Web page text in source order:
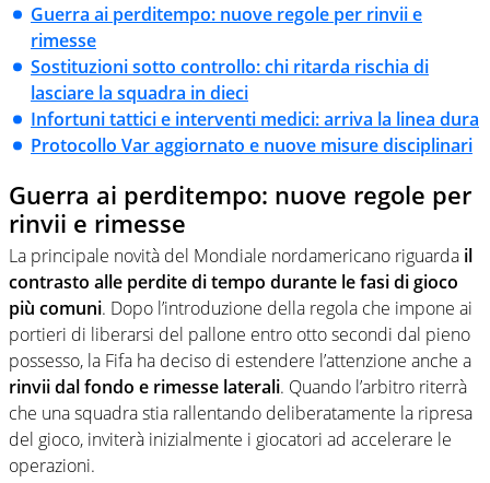
Guerra ai perditempo: nuove regole per rinvii e
rimesse
Sostituzioni sotto controllo: chi ritarda rischia di
lasciare la squadra in dieci
Infortuni tattici e interventi medici: arriva la linea dura
Protocollo Var aggiornato e nuove misure disciplinari
Guerra ai perditempo: nuove regole per
rinvii e rimesse
La principale novità del Mondiale nordamericano riguarda il
contrasto alle perdite di tempo durante le fasi di gioco
più comuni. Dopo l’introduzione della regola che impone ai
portieri di liberarsi del pallone entro otto secondi dal pieno
possesso, la Fifa ha deciso di estendere l’attenzione anche a
rinvii dal fondo e rimesse laterali. Quando l’arbitro riterrà
che una squadra stia rallentando deliberatamente la ripresa
del gioco, inviterà inizialmente i giocatori ad accelerare le
operazioni.